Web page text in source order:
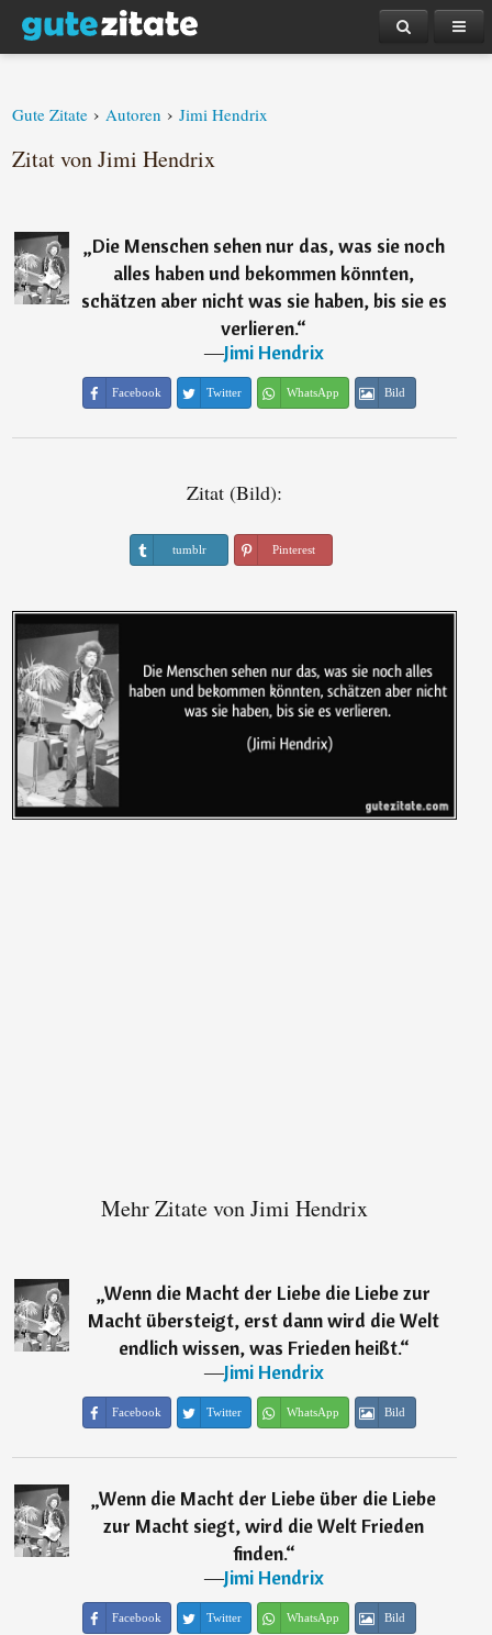
Gute Zitate › Autoren › Jimi Hendrix
Zitat von Jimi Hendrix
„Die Menschen sehen nur das, was sie noch
alles haben und bekommen könnten,
schätzen aber nicht was sie haben, bis sie es
verlieren.“
―Jimi Hendrix
Facebook Twitter WhatsApp Bild
Zitat (Bild):
tumblr Pinterest
Mehr Zitate von Jimi Hendrix
„Wenn die Macht der Liebe die Liebe zur
Macht übersteigt, erst dann wird die Welt
endlich wissen, was Frieden heißt.“
―Jimi Hendrix
Facebook Twitter WhatsApp Bild
„Wenn die Macht der Liebe über die Liebe
zur Macht siegt, wird die Welt Frieden
finden.“
―Jimi Hendrix
Facebook Twitter WhatsApp Bild